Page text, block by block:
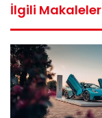
İlgili Makaleler